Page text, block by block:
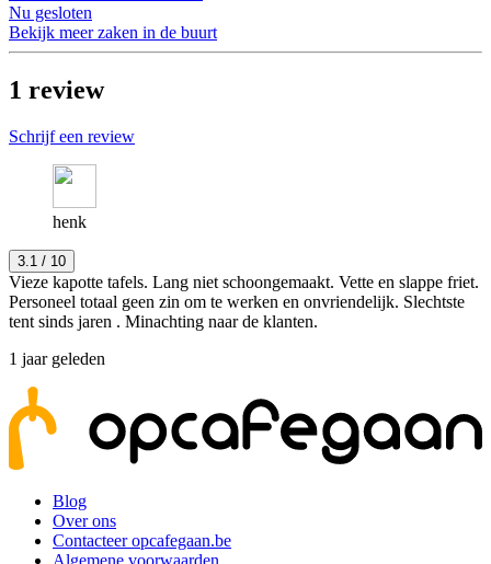
Nu gesloten
Bekijk meer zaken in de buurt
1 review
Schrijf een review
henk
3.1 / 10
Vieze kapotte tafels. Lang niet schoongemaakt. Vette en slappe friet.
Personeel totaal geen zin om te werken en onvriendelijk. Slechtste
tent sinds jaren . Minachting naar de klanten.
1 jaar geleden
Blog
Over ons
Contacteer opcafegaan.be
Algemene voorwaarden